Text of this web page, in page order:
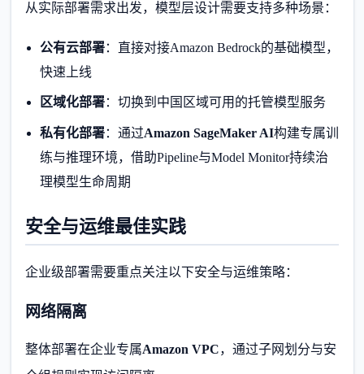
从实际部署需求出发，模型层设计需要支持多种场景：
公有云部署：直接对接Amazon Bedrock的基础模型，
快速上线
区域化部署：切换到中国区域可用的托管模型服务
私有化部署：通过Amazon SageMaker AI构建专属训
练与推理环境，借助Pipeline与Model Monitor持续治
理模型生命周期
安全与运维最佳实践
企业级部署需要重点关注以下安全与运维策略：
网络隔离
整体部署在企业专属Amazon VPC，通过子网划分与安